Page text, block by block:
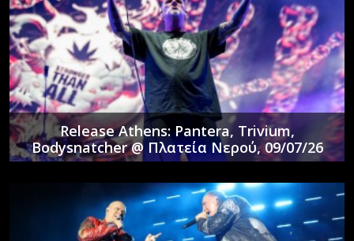
Release Athens: Pantera, Trivium,
Bodysnatcher @ Πλατεία Νερού, 09/07/26